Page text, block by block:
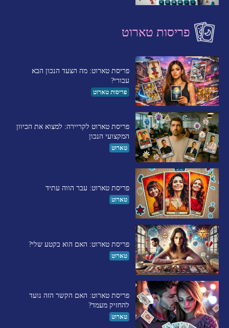
פריסות טארוט
פריסת טארוט: מה הצעד הנכון הבא
עבורי?
פריסות טארוט
פריסת טארוט לקריירה: למצוא את הכיוון
המקצועי הנכון
טארוט
פריסת טארוט: עבר הווה עתיד
טארוט
פריסת טארוט: האם הוא בקטע שלי?
טארוט
פריסת טארוט: האם הקשר הזה נועד
להחזיק מעמד?
טארוט